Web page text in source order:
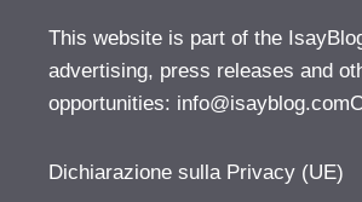
This website is part of the
advertising, press releases and
opportunities:
Dichiarazione sulla Privacy (UE)